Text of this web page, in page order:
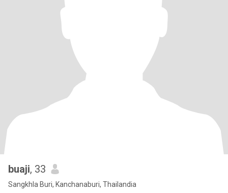
buaji, 33
Sangkhla Buri, Kanchanaburi, Thailandia